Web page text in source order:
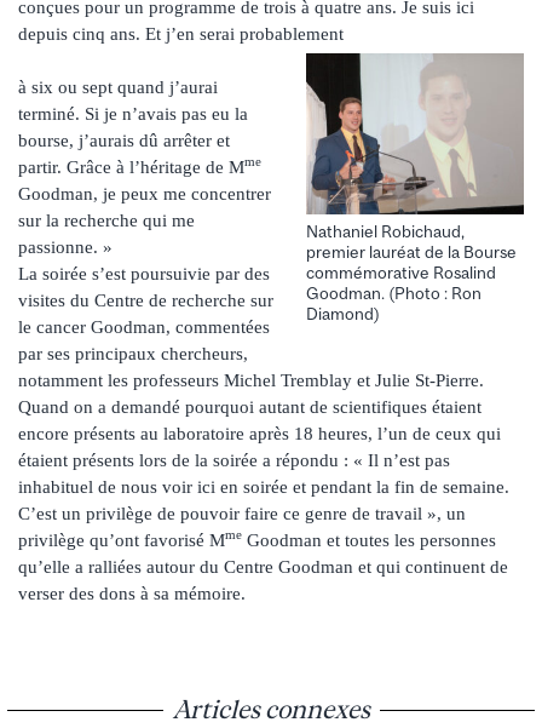
conçues pour un programme de trois à quatre ans. Je suis ici
depuis cinq ans. Et j’en serai probablement
Nathaniel Robichaud,
premier lauréat de la Bourse
commémorative Rosalind
Goodman. (Photo : Ron
Diamond)
à six ou sept quand j’aurai
terminé. Si je n’avais pas eu la
bourse, j’aurais dû arrêter et
partir. Grâce à l’héritage de Mme
Goodman, je peux me concentrer
sur la recherche qui me
passionne. »
La soirée s’est poursuivie par des
visites du Centre de recherche sur
le cancer Goodman, commentées
par ses principaux chercheurs,
notamment les professeurs Michel Tremblay et Julie St-Pierre.
Quand on a demandé pourquoi autant de scientifiques étaient
encore présents au laboratoire après 18 heures, l’un de ceux qui
étaient présents lors de la soirée a répondu : « Il n’est pas
inhabituel de nous voir ici en soirée et pendant la fin de semaine.
C’est un privilège de pouvoir faire ce genre de travail », un
privilège qu’ont favorisé Mme Goodman et toutes les personnes
qu’elle a ralliées autour du Centre Goodman et qui continuent de
verser des dons à sa mémoire.
Articles connexes